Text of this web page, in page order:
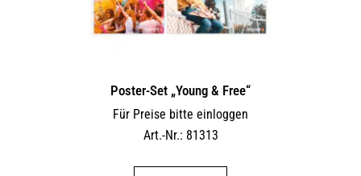
Poster-Set „Young & Free“
Für Preise bitte einloggen
Art.-Nr.: 81313